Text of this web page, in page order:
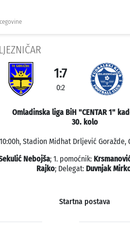
1:7
0:2
Omladinska liga BiH "CENTAR 1"
30. kolo
Stadion Midhat Drljević Goražde,
Nebojša; 1. pomoćnik:
Rajko; Delegat: Duvnjak
Startna postava